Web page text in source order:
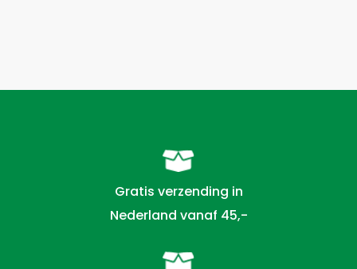
Gratis verzending in
Nederland vanaf 45,-